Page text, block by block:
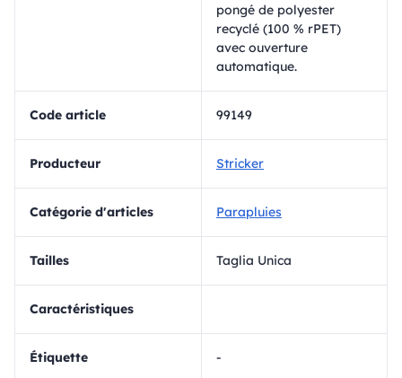
pongé de polyester
recyclé (100 % rPET)
avec ouverture
automatique.
Code article 99149
Producteur Stricker
Catégorie d'articles Parapluies
Tailles Taglia Unica
Caractéristiques
Étiquette -